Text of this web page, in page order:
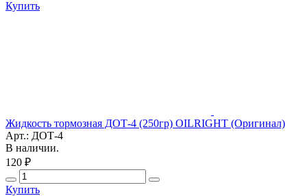
Купить
Жидкость тормозная ДОТ-4 (250гр) OILRIGHT (Оригинал)
Арт.: ДОТ-4
В наличии.
120 ₽
Купить